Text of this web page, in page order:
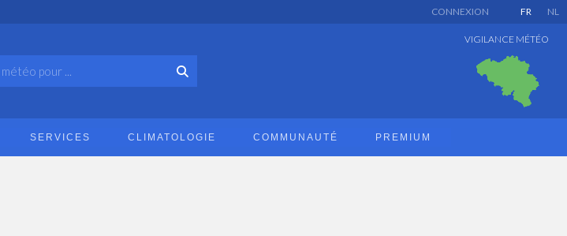
FR NL
CONNEXION
VIGILANCE MÉTÉO
SERVICES CLIMATOLOGIE COMMUNAUTÉ PREMIUM